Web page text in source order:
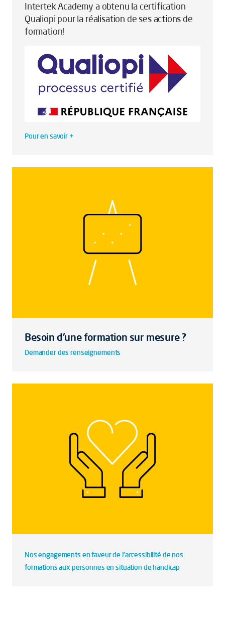
Intertek Academy a obtenu la certification
Qualiopi pour la réalisation de ses actions de
formation!
Pour en savoir +
Besoin d'une formation sur mesure ?
Demander des renseignements
Nos engagements en faveur de l’accessibilité de nos
formations aux personnes en situation de handicap